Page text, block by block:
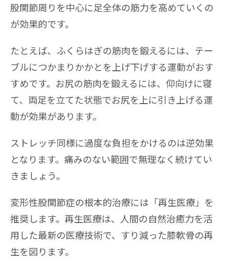
股関節周りを中心に足全体の筋力を高めていくの
が効果的です。
たとえば、ふくらはぎの筋肉を鍛えるには、テー
ブルにつかまりかかとを上げ下げする運動がおす
すめです。お尻の筋肉を鍛えるには、仰向けに寝
て、両足を立てた状態でお尻を上に引き上げる運
動が効果があります。
ストレッチ同様に過度な負担をかけるのは逆効果
となります。痛みのない範囲で無理なく続けてい
きましょう。
変形性股関節症の根本的治療には「再生医療」を
推奨します。再生医療は、人間の自然治癒力を活
用した最新の医療技術で、すり減った膝軟骨の再
生を図ります。